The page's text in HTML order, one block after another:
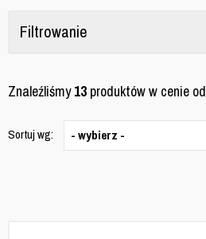
Filtrowanie
Znaleźliśmy13 produktów w cenie od
Sortuj wg: - wybierz -